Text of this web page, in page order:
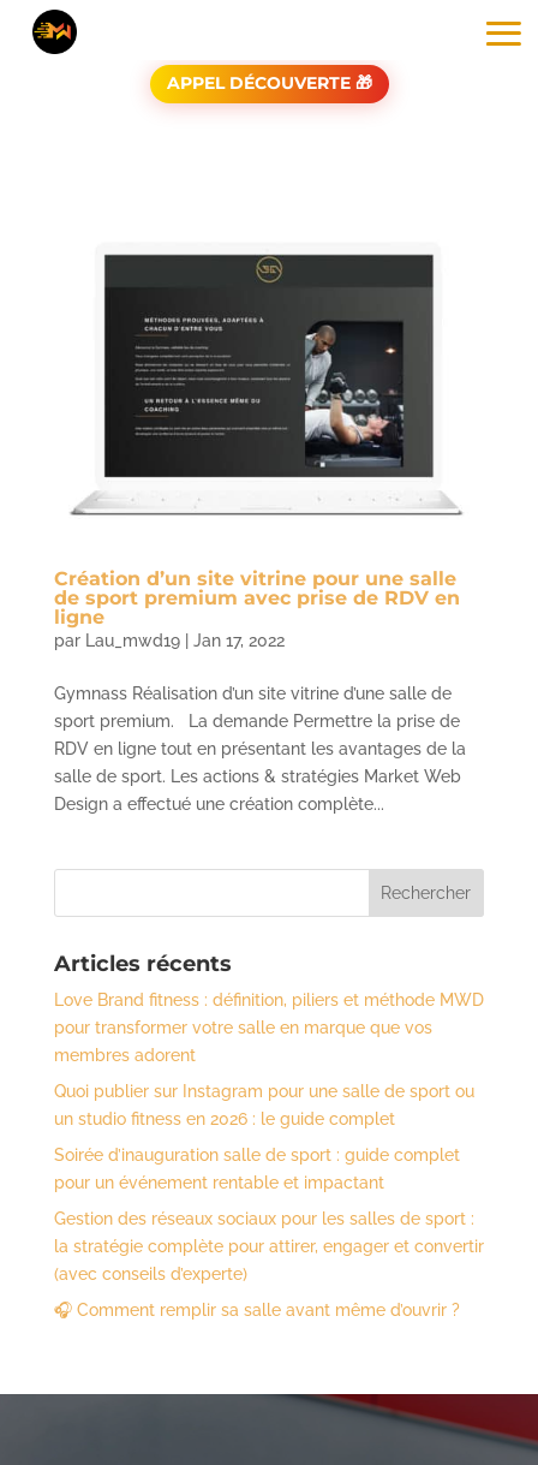
APPEL DÉCOUVERTE 🎁
Création d’un site vitrine pour une salle
de sport premium avec prise de RDV en
ligne
par Lau_mwd19| Jan 17, 2022
Gymnass Réalisation d’un site vitrine d’une salle de
sport premium. La demande Permettre la prise de
RDV en ligne tout en présentant les avantages de la
salle de sport. Les actions & stratégies Market Web
Design a effectué une création complète...
Articles récents
Love Brand fitness : définition, piliers et méthode MWD
pour transformer votre salle en marque que vos
membres adorent
Quoi publier sur Instagram pour une salle de sport ou
un studio fitness en 2026 : le guide complet
Soirée d’inauguration salle de sport : guide complet
pour un événement rentable et impactant
Gestion des réseaux sociaux pour les salles de sport :
la stratégie complète pour attirer, engager et convertir
(avec conseils d’experte)
🎧 Comment remplir sa salle avant même d’ouvrir ?